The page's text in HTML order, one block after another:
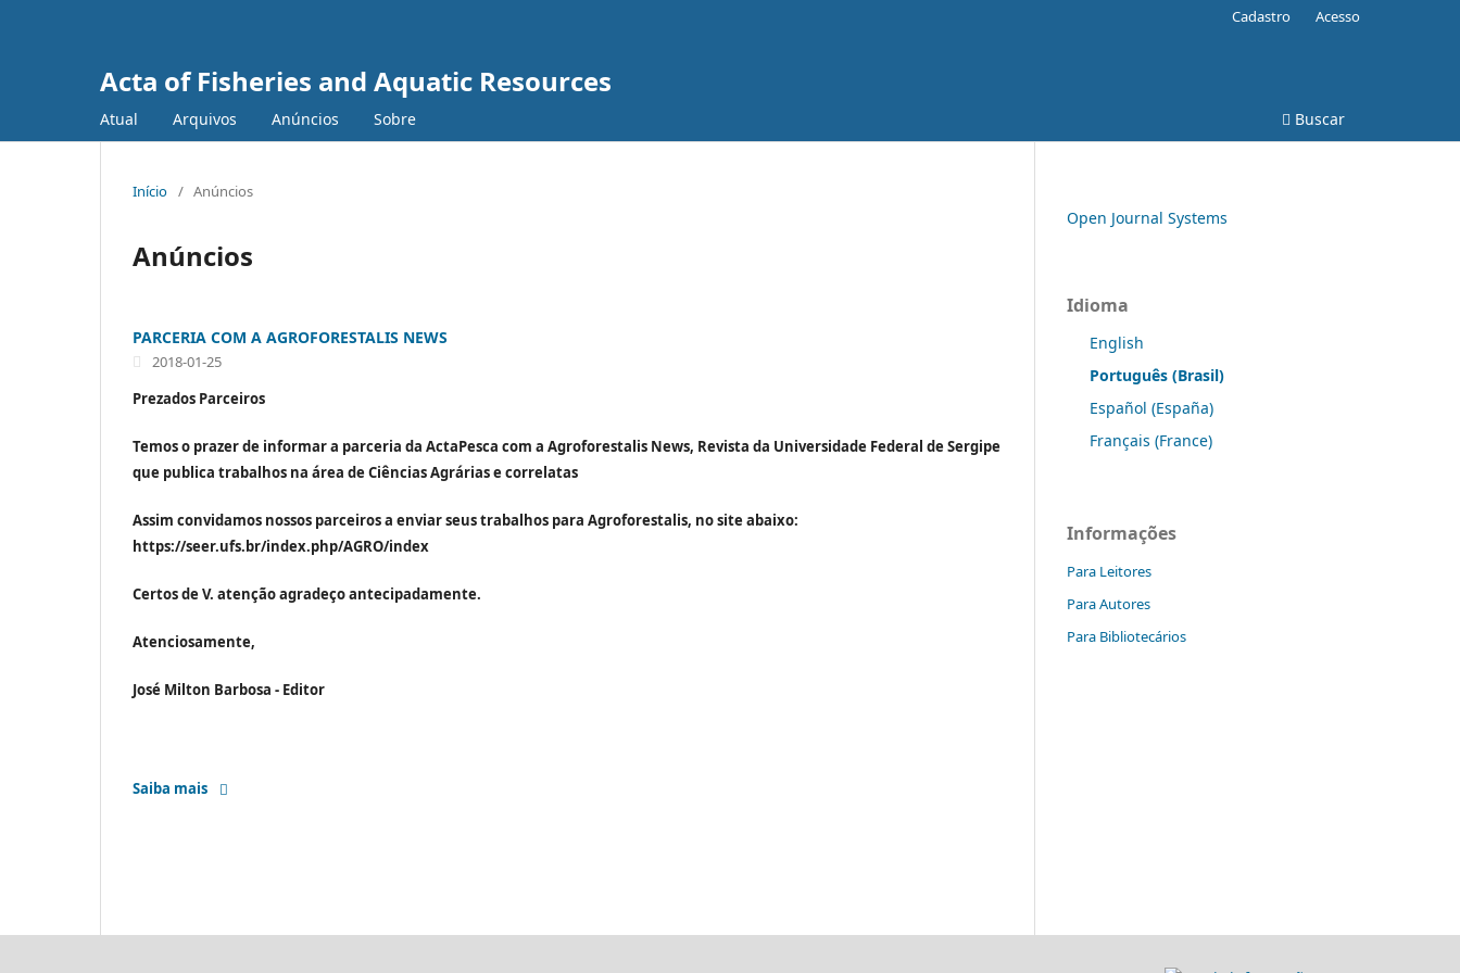
Acta of Fisheries and Aquatic Resources
Atual Arquivos Anúncios Sobre Buscar
Cadastro Acesso
Início / Anúncios
Anúncios
PARCERIA COM A AGROFORESTALIS NEWS
2018-01-25
Prezados Parceiros
Temos o prazer de informar a parceria da ActaPesca com a Agroforestalis News, Revista da Universidade Federal de Sergipe
que publica trabalhos na área de Ciências Agrárias e correlatas
Assim convidamos nossos parceiros a enviar seus trabalhos para Agroforestalis, no site abaixo:
https://seer.ufs.br/index.php/AGRO/index
Certos de V. atenção agradeço antecipadamente.
Atenciosamente,
José Milton Barbosa - Editor
Saiba mais
Open Journal Systems
Idioma
English
Português (Brasil)
Español (España)
Français (France)
Informações
Para Leitores
Para Autores
Para Bibliotecários